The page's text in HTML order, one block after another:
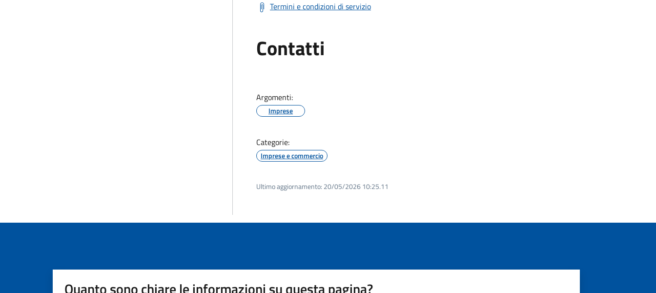
Termini e condizioni di servizio
Contatti
Argomenti:
Imprese
Categorie:
Imprese e commercio
Ultimo aggiornamento: 20/05/2026 10:25.11